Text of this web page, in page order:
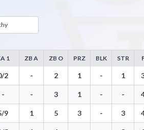
Pointers, Free Throws, Steals, Blocks,
1 ZB A ZB O PRZ BLK STR
2 - 2 1 - 1
- - 3 1 - -
9 1 5 3 - 3